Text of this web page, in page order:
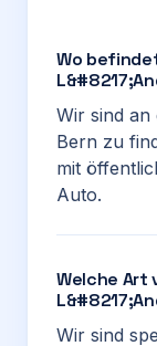
Wo
Wir sind an
Bern zu
mit
Auto.
Welche Art
Wir sind